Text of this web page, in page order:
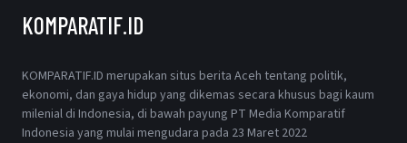
KOMPARATIF.ID
KOMPARATIF.ID merupakan situs berita Aceh tentang politik,
ekonomi, dan gaya hidup yang dikemas secara khusus bagi kaum
milenial di Indonesia, di bawah payung PT Media Komparatif
Indonesia yang mulai mengudara pada 23 Maret 2022